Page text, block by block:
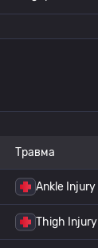
Травма
Ankle Injury
Thigh Injury